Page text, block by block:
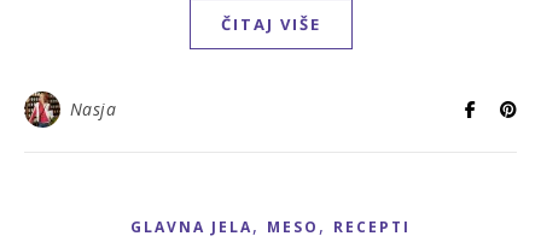
ČITAJ VIŠE
Nasja
GLAVNA JELA, MESO , RECEPTI